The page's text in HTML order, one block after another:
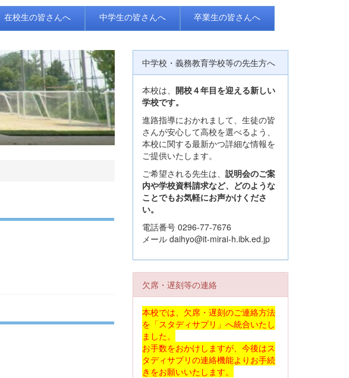
在校生の皆さんへ 中学生の皆さんへ 卒業生の皆さんへ
中学校・義務教育学校等の先生方へ
本校は、 開校４年目を迎える新しい
学校です。
進路指導におかれまして、生徒の皆
さんが安心して高校を選べるよう、
本校に関する最新かつ詳細な情報を
ご提供いたします。
ご希望される先生は、 説明会のご案
内や学校資料請求など、どのような
ことでもお気軽にお声かけくださ
い。
電話番号 0296-77-7676
メール daihyo@it-mirai-h.ibk.ed.jp
欠席・遅刻等の連絡
本校では、欠席・遅刻のご連絡方法
を「スタディサプリ」へ統合いたし
ました。
お手数をおかけしますが、今後はス
タディサプリの連絡機能よりお手続
きをお願いいたします。